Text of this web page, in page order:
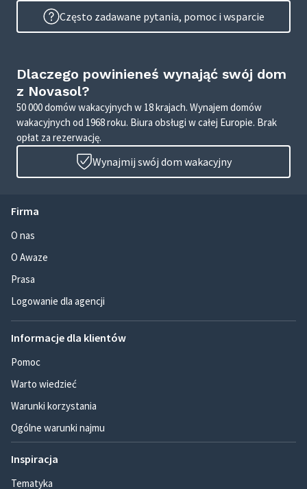
Często zadawane pytania, pomoc i wsparcie
Dlaczego powinieneś wynająć swój dom
z Novasol?
50 000 domów wakacyjnych w 18 krajach. Wynajem domów
wakacyjnych od 1968 roku. Biura obsługi w całej Europie. Brak
opłat za rezerwację.
Wynajmij swój dom wakacyjny
Firma
O nas
O Awaze
Prasa
Logowanie dla agencji
Informacje dla klientów
Pomoc
Warto wiedzieć
Warunki korzystania
Ogólne warunki najmu
Inspiracja
Tematyka